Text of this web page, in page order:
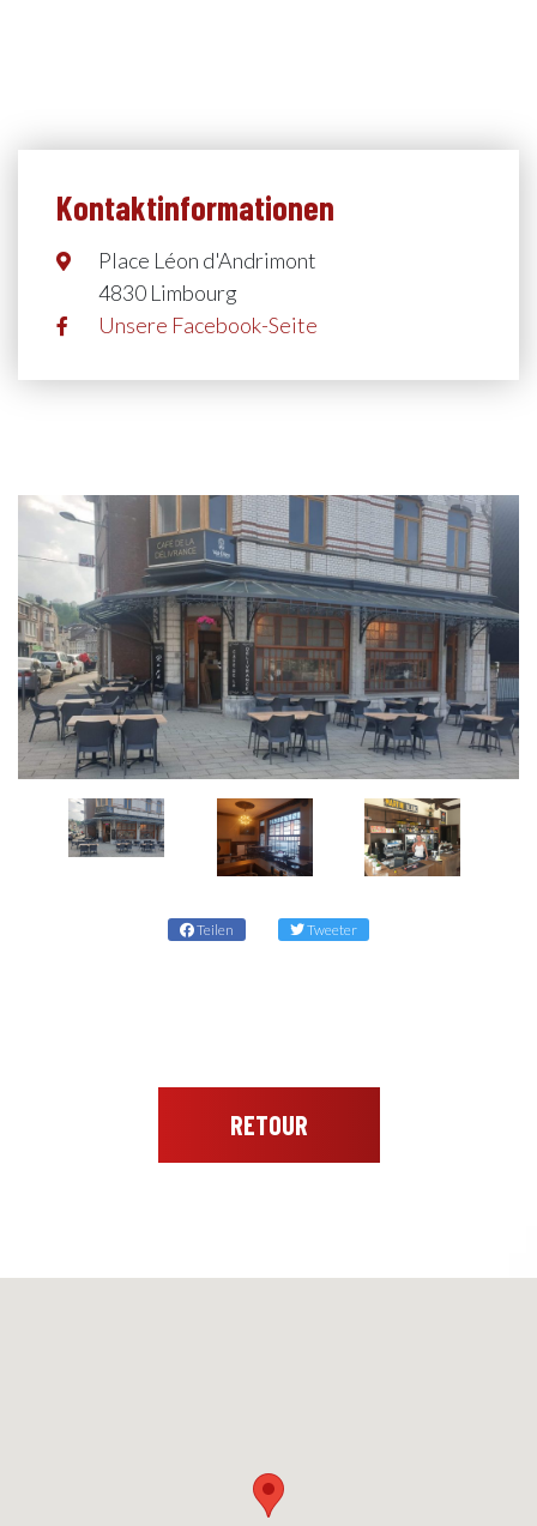
Teilen Tweeter
Kontaktinformationen
Place Léon d'Andrimont
4830 Limbourg
Unsere Facebook-Seite
RETOUR